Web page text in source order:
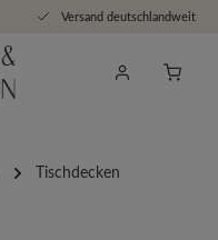
Versand deutschlandweit
Tischdecken